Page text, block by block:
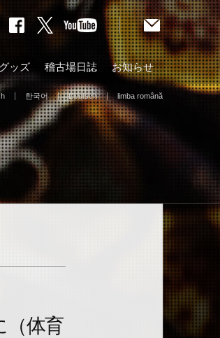
ッズ 稽古場日誌 お知らせ
한국어 Deutsch limba română
（体育